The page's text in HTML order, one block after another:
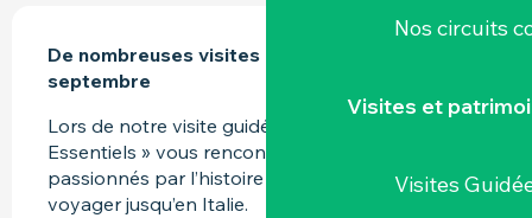
Nos circuits
Visites et
Visites
De nombreuses visites programmées d’avril à
septembre
Lors de notre visite guidée de Clisson « Les
Essentiels » vous rencontrerez l’un des guides
passionnés par l’histoire de la ville qui vous fera
voyager jusqu’en Italie.